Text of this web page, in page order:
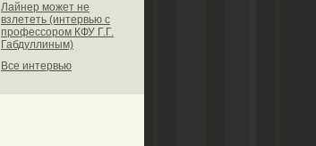
Лайнер может не
взлететь (интервью с
профессором КФУ Г.Г.
Габдуллиным)
Все интервью